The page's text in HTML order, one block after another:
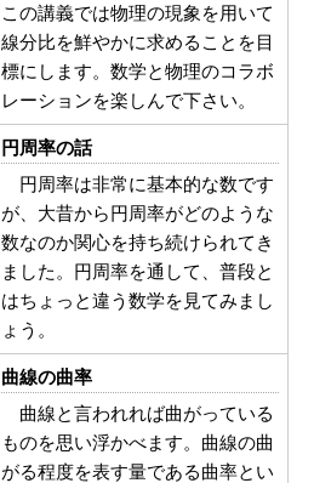
この講義では物理の現象を用いて
線分比を鮮やかに求めることを目
標にします。数学と物理のコラボ
レーションを楽しんで下さい。
円周率の話
円周率は非常に基本的な数です
が、大昔から円周率がどのような
数なのか関心を持ち続けられてき
ました。円周率を通して、普段と
はちょっと違う数学を見てみまし
ょう。
曲線の曲率
曲線と言われれば曲がっている
ものを思い浮かべます。曲線の曲
がる程度を表す量である曲率とい